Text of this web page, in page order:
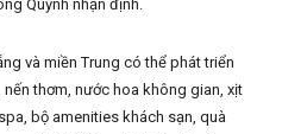
Quỳnh nhận định.
và miền Trung có thể phát triển
thơm, nước hoa không gian, xịt
bộ amenities khách sạn, quà